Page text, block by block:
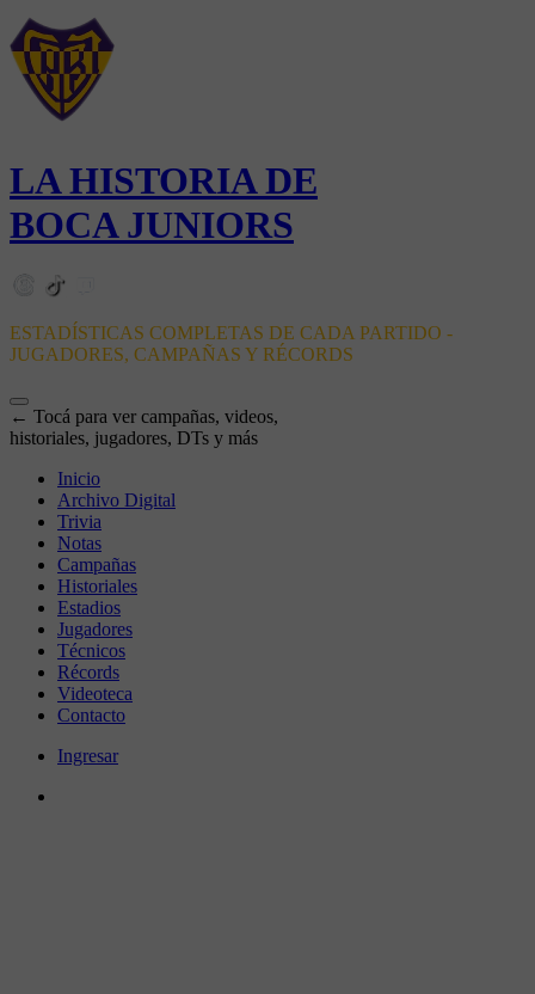
LA HISTORIA DE
BOCA JUNIORS
ESTADÍSTICAS COMPLETAS DE CADA PARTIDO -
JUGADORES, CAMPAÑAS Y RÉCORDS
← Tocá para ver campañas, videos,
historiales, jugadores, DTs y más
Inicio
Archivo Digital
Trivia
Notas
Campañas
Historiales
Estadios
Jugadores
Técnicos
Récords
Videoteca
Contacto
Ingresar